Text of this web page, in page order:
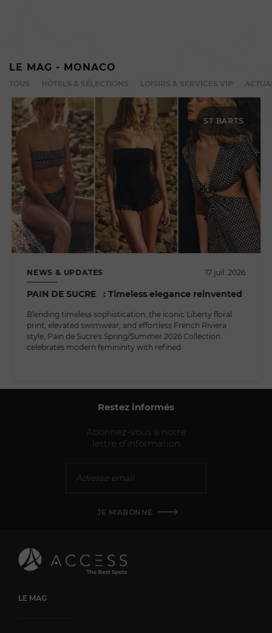
LE MAG - MONACO
HÔTELS & SÉLECTIONS
ST BARTS
NEWS & UPDATES 17 juil. 2026
PAIN DE SUCRE : Timeless elegance reinvented
Blending timeless sophistication, the iconic Liberty floral
print, elevated swimwear, and effortless French Riviera
style, Pain de Sucre's Spring/Summer 2026 Collection
celebrates modern femininity with refined
Restez informés
Abonnez-vous à notre
lettre d'information
JE M'ABONNE
LE MAG